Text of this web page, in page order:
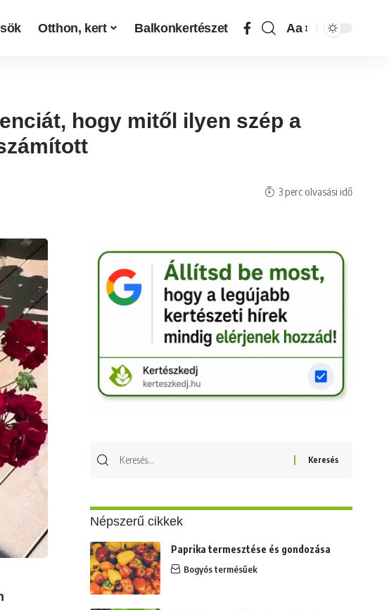
Otthon, kert Balkonkertészet Aa
hogy mitől ilyen szép a
3 perc olvasási idő
Népszerű cikkek
Paprika termesztése és gondozása
Bogyós termésűek